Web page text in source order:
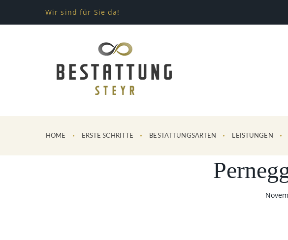
Wir sind für Sie da!
HOME ERSTE SCHRITTE BESTATTUNGSARTEN LEISTUNGEN